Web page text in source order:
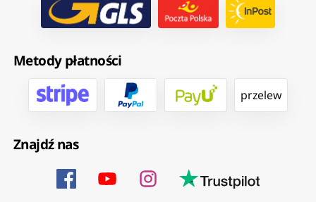
Metody płatności
przelew
Znajdź nas